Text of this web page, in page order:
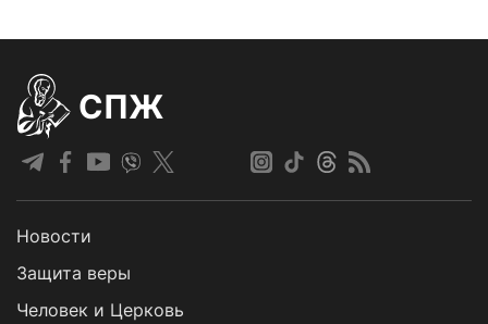
СПЖ
Новости
Защита веры
Человек и Церковь